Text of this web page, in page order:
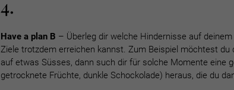
4.
Have a plan B – Überleg dir welche Hindernisse auf
Ziele trotzdem erreichen kannst. Zum Beispiel möchtest
auf etwas Süsses, dann such dir für solche Momente eine
getrocknete Früchte, dunkle Schockolade) heraus, die du